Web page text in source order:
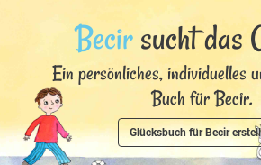
Becirsucht das
Ein persönliches, individuelles
Buch für Becir.
Glücksbuch für Becir